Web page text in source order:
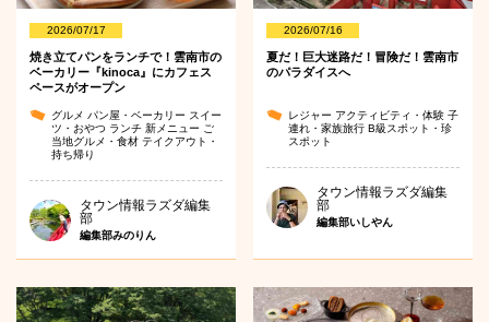
2026/07/17
焼き立てパンをランチで！雲南市の
ベーカリー『kinoca』にカフェス
ペースがオープン
グルメ パン屋・ベーカリー スイー
ツ・おやつ ランチ 新メニュー ご
当地グルメ・食材 テイクアウト・
持ち帰り
タウン情報ラズダ編集
部
編集部みのりん
2026/07/16
夏だ！巨大迷路だ！冒険だ！雲南市
のパラダイスへ
レジャー アクティビティ・体験子
連れ・家族旅行B級スポット・珍
スポット
タウン情報ラズダ編集
部
編集部いしやん